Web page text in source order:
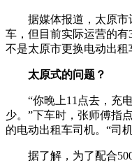
据媒体报道，太原市
车，但目前实际运营的有
不是太原市更换电动出租
太原式的问题？
“你晚上11点去，充
少。”下车时，张师傅指
的电动出租车司机。“司
据了解，为了配合